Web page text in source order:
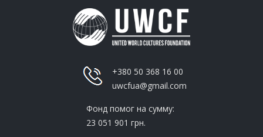
+380 50 368 16 00
uwcfua@gmail.com
Фонд помог на сумму:
23 051 901 грн.